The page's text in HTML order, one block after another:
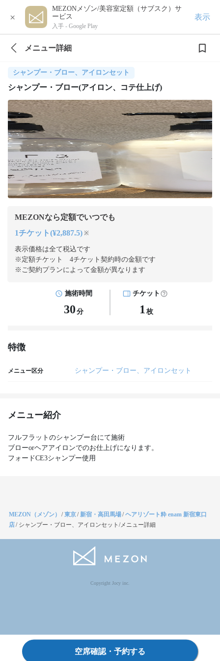
×
MEZONメゾン/美容室定額（サブスク）サ
ービス
入手 - Google Play
表示
メニュー詳細
シャンプー・ブロー、アイロンセット
シャンプー・ブロー(アイロン、コテ仕上げ)
MEZONなら定額でいつでも
1チケット(¥2,887.5) ※
表示価格は全て税込です
※定額チケット 4チケット契約時の金額です
※ご契約プランによって金額が異なります
施術時間
30 分
チケット
1 枚
特徴
メニュー区分 シャンプー・ブロー、アイロンセット
メニュー紹介
フルフラットのシャンプー台にて施術
ブローorヘアアイロンでのお仕上げになります。
フォードCE3シャンプー使用
MEZON（メゾン） /東京/新宿・高田馬場/ヘアリゾート粋 enam 新宿東口
店/ シャンプー・ブロー、アイロンセット/メニュー詳細
Copyright Jocy inc.
空席確認・予約する